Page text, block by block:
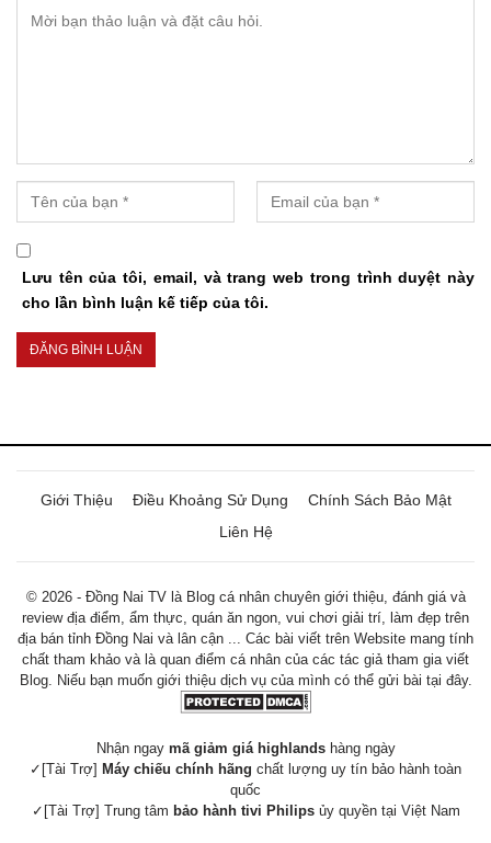
Lưu tên của tôi, email, và trang web trong trình duyệt này
cho lần bình luận kế tiếp của tôi.
Giới Thiệu Điều Khoảng Sử Dụng
Chính Sách Bảo Mật
Liên Hệ
© 2026 - Đồng Nai TV là Blog cá nhân chuyên giới thiệu, đánh giá và
review địa điểm, ẩm thực, quán ăn ngon, vui chơi giải trí, làm đẹp trên
địa bán tỉnh Đồng Nai và lân cận ... Các bài viết trên Website mang tính
chất tham khảo và là quan điểm cá nhân của các tác giả tham gia viết
Blog. Niếu bạn muốn giới thiệu dịch vụ của mình có thể gửi bài tại đây.
Nhận ngay mã giảm giá highlandshàng ngày
✓[Tài Trợ] Máy chiếu chính hãng chất lượng uy tín bảo hành toàn
quốc
✓[Tài Trợ] Trung tâm bảo hành tivi Philipsủy quyền tại Việt Nam